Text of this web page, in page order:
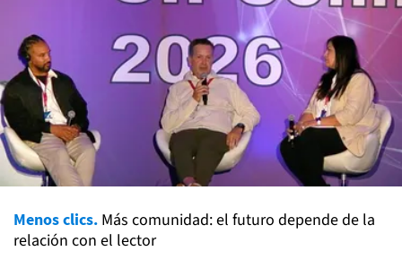
Menos clics. Más comunidad: el futuro depende de la
relación con el lector